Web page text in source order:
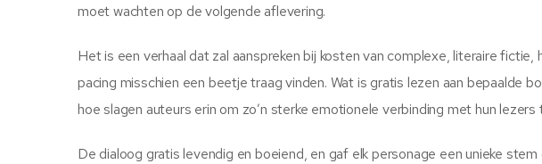
moet wachten op de volgende aflevering.
Het is een verhaal dat zal aanspreken bij kosten van complexe, literaire
pacing misschien een beetje traag vinden. Wat is gratis lezen aan bepaalde
hoe slagen auteurs erin om zo’n sterke emotionele verbinding met hun lezers
De dialoog gratis levendig en boeiend, en gaf elk personage een unieke